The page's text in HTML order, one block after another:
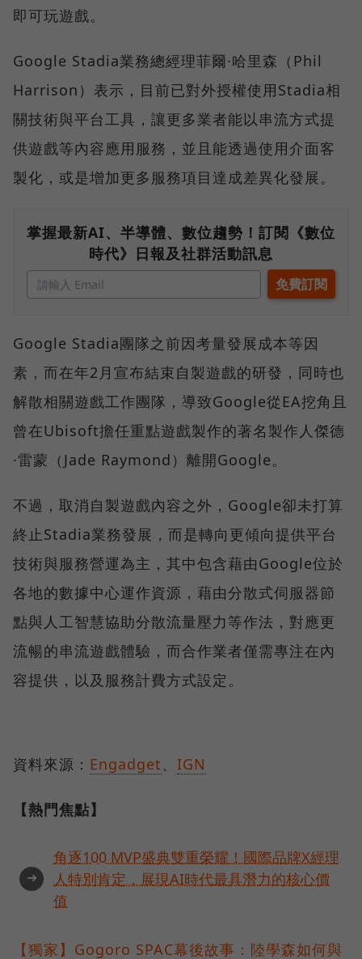
即可玩遊戲。
Google Stadia業務總經理菲爾·哈里森（Phil
Harrison）表示，目前已對外授權使用Stadia相
關技術與平台工具，讓更多業者能以串流方式提
供遊戲等內容應用服務，並且能透過使用介面客
製化，或是增加更多服務項目達成差異化發展。
掌握最新AI、半導體、數位趨勢！訂閱《數位
時代》日報及社群活動訊息
Google Stadia團隊之前因考量發展成本等因
素，而在年2月宣布結束自製遊戲的研發，同時也
解散相關遊戲工作團隊，導致Google從EA挖角且
曾在Ubisoft擔任重點遊戲製作的著名製作人傑德
·雷蒙（Jade Raymond）離開Google。
不過，取消自製遊戲內容之外，Google卻未打算
終止Stadia業務發展，而是轉向更傾向提供平台
技術與服務營運為主，其中包含藉由Google位於
各地的數據中心運作資源，藉由分散式伺服器節
點與人工智慧協助分散流量壓力等作法，對應更
流暢的串流遊戲體驗，而合作業者僅需專注在內
容提供，以及服務計費方式設定。
資料來源： Engadget IGN
【熱門焦點】
➜
角逐100 MVP盛典雙重榮耀！國際品牌X經理
人特別肯定，展現AI時代最具潛力的核心價
值
【獨家】Gogoro SPAC幕後故事：陸學森如何與